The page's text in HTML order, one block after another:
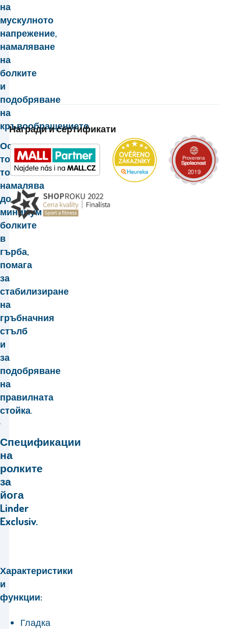
на
мускулното
напрежение,
намаляване
на
болките
и
подобряване
на
кръвообращението.
Освен
това
той
намалява
до
минимум
болките
в
гърба,
помага
за
стабилизиране
на
гръбначния
стълб
и
за
подобряване
на
правилната
стойка.
Спецификации
на
ролките
за
йога
Linder
Exclusiv.
Характеристики
и
функции:
Гладка
Награди и сертификати